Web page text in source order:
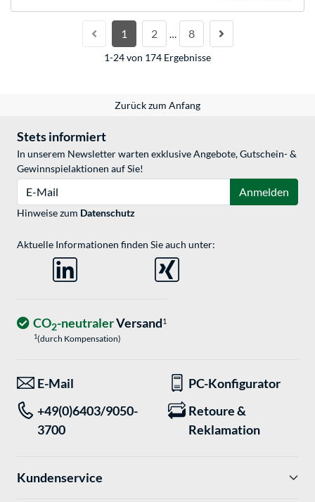
1 2 … 8
1-24 von 174 Ergebnisse
Zurück zum Anfang
Stets informiert
In unserem Newsletter warten exklusive Angebote, Gutschein- &
Gewinnspielaktionen auf Sie!
Anmelden
Hinweise zum Datenschutz
Aktuelle Informationen finden Sie auch unter:
CO2-neutralerVersand1
1(durch Kompensation)
E-Mail
PC-Konfigurator
+49(0)6403/9050-
3700
Retoure &
Reklamation
Kundenservice